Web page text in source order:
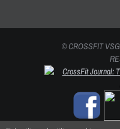
© CROSSFIT